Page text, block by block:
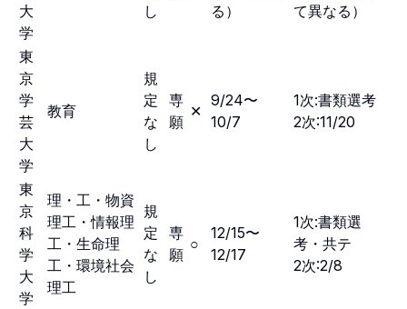
大
学
し
る）
て異なる）
東
京
学
芸
大
学
教育
規
定
な
し
専
願
✕
9/24〜
10/7
1次:書類選考
2次:11/20
東
京
科
学
大
学
理・工・物資
理工・情報理
工・生命理
工・環境社会
理工
規
定
な
し
専
願
○
12/15〜
12/17
1次:書類選
考・共テ
2次:2/8